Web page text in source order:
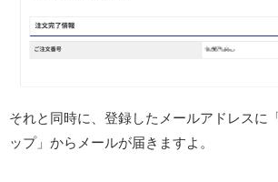
それと同時に、登録したメールアドレスに
ップ」からメールが届きますよ。